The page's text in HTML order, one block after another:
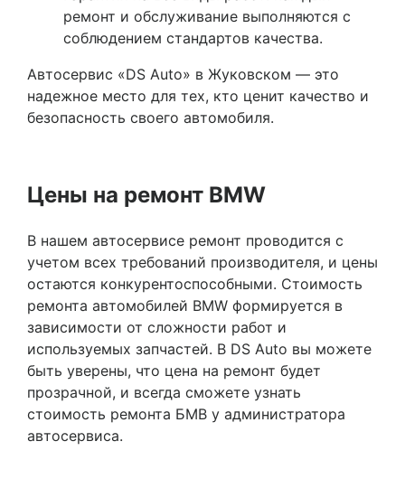
ремонт и обслуживание выполняются с
соблюдением стандартов качества.
Автосервис «DS Auto» в Жуковском — это
надежное место для тех, кто ценит качество и
безопасность своего автомобиля.
Цены на ремонт BMW
В нашем автосервисе ремонт проводится с
учетом всех требований производителя, и цены
остаются конкурентоспособными. Стоимость
ремонта автомобилей BMW формируется в
зависимости от сложности работ и
используемых запчастей. В DS Auto вы можете
быть уверены, что цена на ремонт будет
прозрачной, и всегда сможете узнать
стоимость ремонта БМВ у администратора
автосервиса.